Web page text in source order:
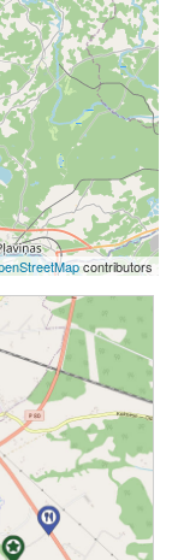
contributors